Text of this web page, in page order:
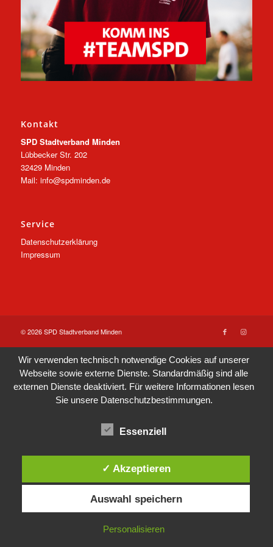
Kontakt
SPD Stadtverband Minden
Lübbecker Str. 202
32429 Minden
Mail: info@spdminden.de
Service
Datenschutzerklärung
Impressum
© 2026 SPD Stadtverband Minden
Wir verwenden technisch notwendige Cookies auf unserer
Webseite sowie externe Dienste. Standardmäßig sind alle
externen Dienste deaktiviert. Für weitere Informationen lesen
Sie unsere Datenschutzbestimmungen.
Essenziell
✓ Akzeptieren
Auswahl speichern
Personalisieren